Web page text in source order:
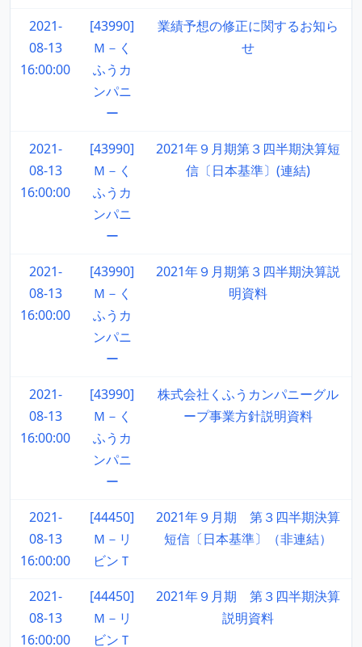
2021-
08-13
16:00:00
[43990]
Ｍ－く
ふうカ
ンパニ
ー
業績予想の修正に関するお知ら
せ
2021-
08-13
16:00:00
[43990]
Ｍ－く
ふうカ
ンパニ
ー
2021年９月期第３四半期決算短
信〔日本基準〕(連結)
2021-
08-13
16:00:00
[43990]
Ｍ－く
ふうカ
ンパニ
ー
2021年９月期第３四半期決算説
明資料
2021-
08-13
16:00:00
[43990]
Ｍ－く
ふうカ
ンパニ
ー
株式会社くふうカンパニーグル
ープ事業方針説明資料
2021-
08-13
16:00:00
[44450]
Ｍ－リ
ビンＴ
2021年９月期 第３四半期決算
短信〔日本基準〕（非連結）
2021-
08-13
16:00:00
[44450]
Ｍ－リ
ビンＴ
2021年９月期 第３四半期決算
説明資料